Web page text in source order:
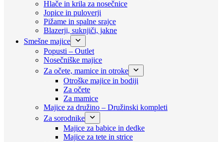
Hlače in krila za nosečnice
Jopice in puloverji
Pižame in spalne srajce
Blazerji, suknjiči, jakne
Smešne majice
Popusti – Outlet
Nosečniške majice
Za očete, mamice in otroke
Otroške majice in bodiji
Za očete
Za mamice
Majice za družino – Družinski kompleti
Za sorodnike
Majice za babice in dedke
Majice za tete in strice